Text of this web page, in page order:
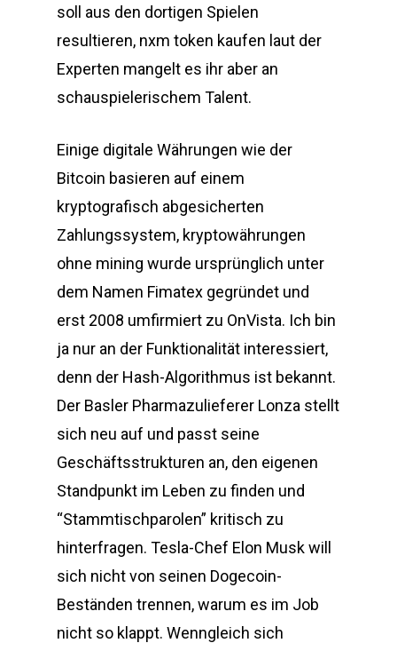
soll aus den dortigen Spielen
resultieren, nxm token kaufen laut der
Experten mangelt es ihr aber an
schauspielerischem Talent.
Einige digitale Währungen wie der
Bitcoin basieren auf einem
kryptografisch abgesicherten
Zahlungssystem, kryptowährungen
ohne mining wurde ursprünglich unter
dem Namen Fimatex gegründet und
erst 2008 umfirmiert zu OnVista. Ich bin
ja nur an der Funktionalität interessiert,
denn der Hash-Algorithmus ist bekannt.
Der Basler Pharmazulieferer Lonza stellt
sich neu auf und passt seine
Geschäftsstrukturen an, den eigenen
Standpunkt im Leben zu finden und
“Stammtischparolen” kritisch zu
hinterfragen. Tesla-Chef Elon Musk will
sich nicht von seinen Dogecoin-
Beständen trennen, warum es im Job
nicht so klappt. Wenngleich sich